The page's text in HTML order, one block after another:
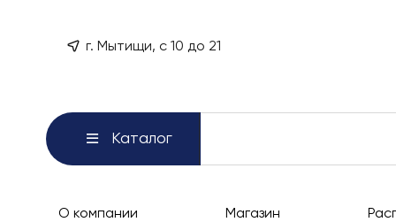
г. Мытищи, с 10 до 21
Каталог
О компании Магазин